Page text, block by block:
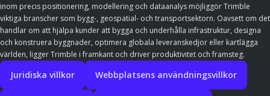
inom precis positionering, modellering och dataanalys möjliggör Trimble
viktiga branscher som bygg-, geospatial- och transportsektorn. Oavsett om det
handlar om att hjälpa kunder att bygga och underhålla infrastruktur, designa
och konstruera byggnader, optimera globala leveranskedjor eller kartlägga
världen, ligger Trimble i framkant och driver produktivitet och framsteg.
Juridiska villkor Webbplatsens användningsvillkor